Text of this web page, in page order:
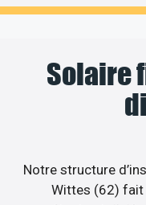
Solaire
Notre structure
Wittes (62) fait